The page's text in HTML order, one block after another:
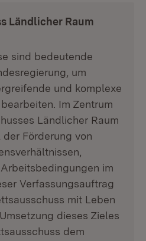
Ländlicher Raum
sind bedeutende
um
und komplexe
Im Zentrum
Ländlicher Raum
Förderung von
im
Verfassungsauftrag
mit Leben
dieses Zieles
dem